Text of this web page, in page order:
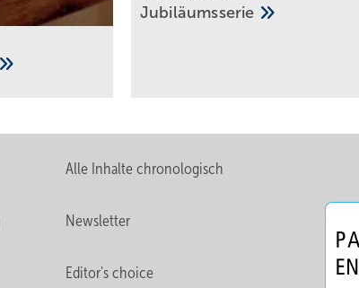
Jubiläumsserie
Alle Inhalte chronologisch
Newsletter
Editor's choice